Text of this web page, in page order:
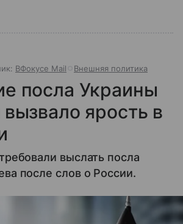
ВФокусе Mail Внешняя политика
посла Украины
ярость в
выслать посла
после слов о России.